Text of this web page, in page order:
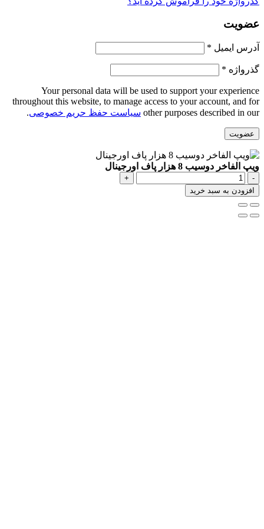
ایمیل*الزامی
*الزامی
Your personal data will be used to support your
throughout this website, to manage access to your account,
other purposes described سیاست حفظ حریم خصوصی.
دوسیب 8 هزار پاف اورجینال
ویپ
الفاخر
دوسیب
به سبد خرید